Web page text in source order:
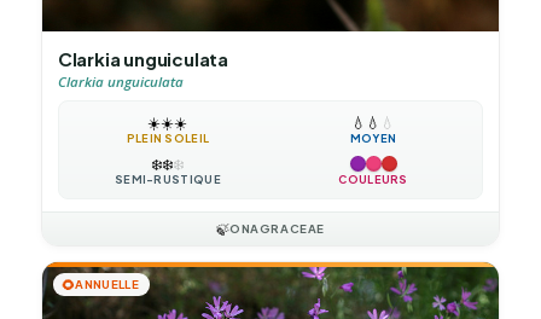
Clarkia unguiculata
Clarkia unguiculata
☀️☀️☀️
PLEIN SOLEIL
💧 💧 💧
MOYEN
❄️❄️❄️
SEMI-RUSTIQUE COULEURS
🍃ONAGRACEAE
🌻ANNUELLE